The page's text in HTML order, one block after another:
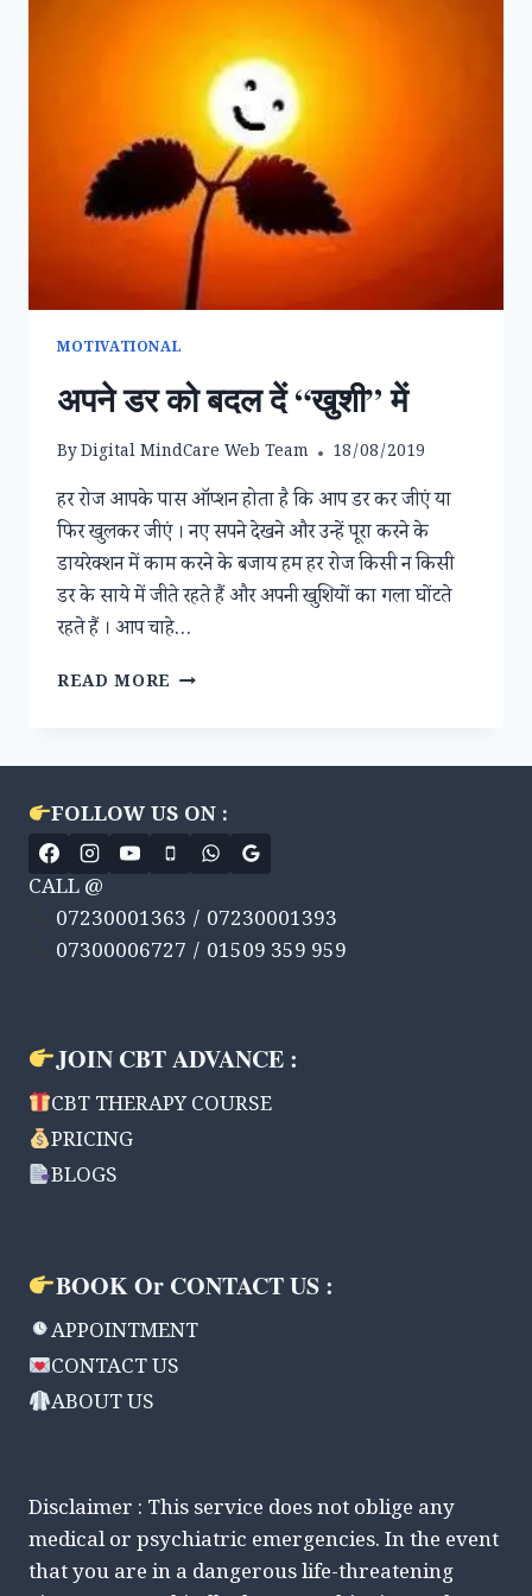
MOTIVATIONAL
अपने डर को बदल दें “खुशी” में
ByDigital MindCare Web Team 18/08/2019
हर रोज आपके पास ऑप्शन होता है कि आप डर कर जीएं या
फिर खुलकर जीएं । नए सपने देखने और उन्हें पूरा करने के
डायरेक्शन में काम करने के बजाय हम हर रोज किसी न किसी
डर के साये में जीते रहते हैं और अपनी खुशियों का गला घोंटते
रहते हैं । आप चाहे…
READ MORE अपने
“खुशी”
में
FOLLOW US ON :
CALL @
07230001363 / 07230001393
07300006727 / 01509 359 959
JOIN CBT ADVANCE :
CBT THERAPY COURSE
PRICING
BLOGS
BOOK Or CONTACT US :
APPOINTMENT
CONTACT US
ABOUT US
Disclaimer : This service does not oblige any
medical or psychiatric emergencies. In the event
that you are in a dangerous life-threatening